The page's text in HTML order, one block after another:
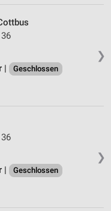
❯
|
Geschlossen
❯
|
Geschlossen